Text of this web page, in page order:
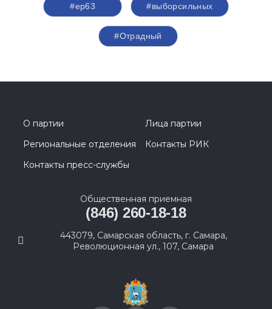
#ер63 #выборсильных
#Отрадный
О партии
Лица партии
Региональные отделения
Контакты РИК
Контакты пресс-службы
Общественная приемная
(846) 260-18-18
443079, Самарская область, г. Самара,
Революционная ул., 107, Самара